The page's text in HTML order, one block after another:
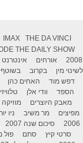
IMAX
THE DA VINCI
THE DAILY SHOW
2008
אורחים אינטרנט
לשינוי מין
בקרוב בשוטף
דפש מוד
האחים כהן
הספד
וודי אלן
מאבק היוצרים
מוזיקה
מפיצים
מר משיב ניו
2006
סיכום שנה 2007
סרטי קיץ
סתם פול